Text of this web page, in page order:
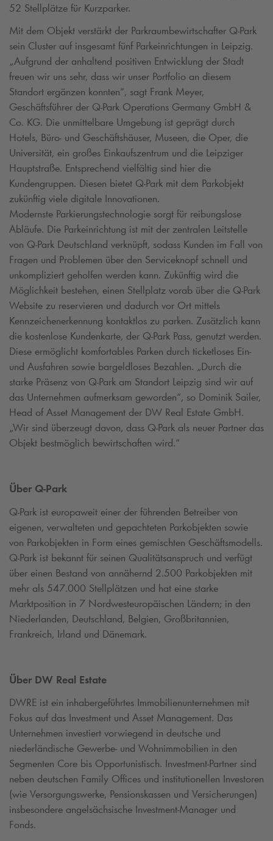
52 Stellplätze für Kurzparker.
Mit dem Objekt verstärkt der Parkraumbewirtschafter Q-Park
sein Cluster auf insgesamt fünf Parkeinrichtungen in Leipzig.
„Aufgrund der anhaltend positiven Entwicklung der Stadt
freuen wir uns sehr, dass wir unser Portfolio an diesem
Standort ergänzen konnten“, sagt Frank Meyer,
Geschäftsführer der Q-Park Operations Germany GmbH &
Co. KG. Die unmittelbare Umgebung ist geprägt durch
Hotels, Büro- und Geschäftshäuser, Museen, die Oper, die
Universität, ein großes Einkaufszentrum und die Leipziger
Hauptstraße. Entsprechend vielfältig sind hier die
Kundengruppen. Diesen bietet Q-Park mit dem Parkobjekt
zukünftig viele digitale Innovationen.
Modernste Parkierungstechnologie sorgt für reibungslose
Abläufe. Die Parkeinrichtung ist mit der zentralen Leitstelle
von Q-Park Deutschland verknüpft, sodass Kunden im Fall von
Fragen und Problemen über den Serviceknopf schnell und
unkompliziert geholfen werden kann. Zukünftig wird die
Möglichkeit bestehen, einen Stellplatz vorab über die Q-Park
Website zu reservieren und dadurch vor Ort mittels
Kennzeichenerkennung kontaktlos zu parken. Zusätzlich kann
die kostenlose Kundenkarte, der Q-Park Pass, genutzt werden.
Diese ermöglicht komfortables Parken durch ticketloses Ein-
und Ausfahren sowie bargeldloses Bezahlen. „Durch die
starke Präsenz von Q-Park am Standort Leipzig sind wir auf
das Unternehmen aufmerksam geworden“, so Dominik Sailer,
Head of Asset Management der DW Real Estate GmbH.
„Wir sind überzeugt davon, dass Q-Park als neuer Partner das
Objekt bestmöglich bewirtschaften wird.“
Über Q-Park
Q-Park ist europaweit einer der führenden Betreiber von
eigenen, verwalteten und gepachteten Parkobjekten sowie
von Parkobjekten in Form eines gemischten Geschäftsmodells.
Q-Park ist bekannt für seinen Qualitätsanspruch und verfügt
über einen Bestand von annähernd 2.500 Parkobjekten mit
mehr als 547.000 Stellplätzen und hat eine starke
Marktposition in 7 Nordwesteuropäischen Ländern; in den
Niederlanden, Deutschland, Belgien, Großbritannien,
Frankreich, Irland und Dänemark.
Über DW Real Estate
DWRE ist ein inhabergeführtes Immobilienunternehmen mit
Fokus auf das Investment und Asset Management. Das
Unternehmen investiert vorwiegend in deutsche und
niederländische Gewerbe- und Wohnimmobilien in den
Segmenten Core bis Opportunistisch. Investment-Partner sind
neben deutschen Family Offices und institutionellen Investoren
(wie Versorgungswerke, Pensionskassen und Versicherungen)
insbesondere angelsächsische Investment-Manager und
Fonds.